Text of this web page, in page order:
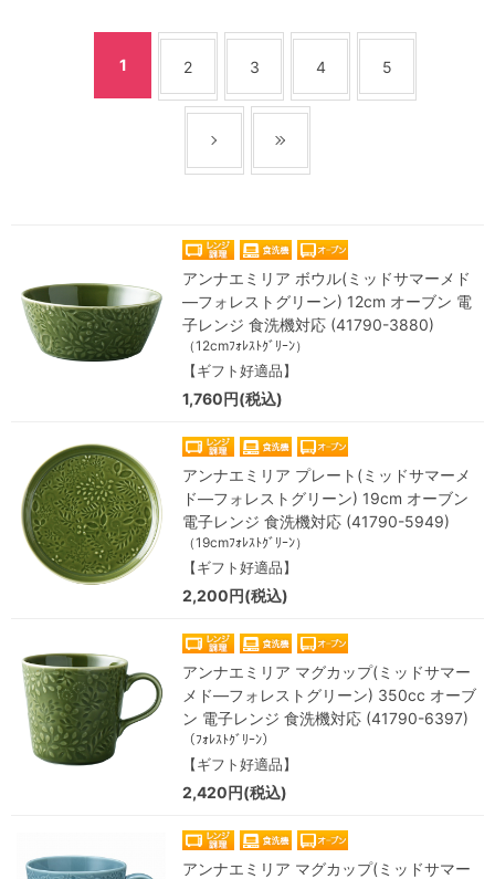
1 2 3 4 5
アンナエミリア ボウル(ミッドサマーメド
―フォレストグリーン) 12cm オーブン 電
子レンジ 食洗機対応 (41790-3880)
（12cmﾌｫﾚｽﾄｸﾞﾘｰﾝ）
【ギフト好適品】
1,760円(税込)
アンナエミリア プレート(ミッドサマーメ
ド―フォレストグリーン) 19cm オーブン
電子レンジ 食洗機対応 (41790-5949)
（19cmﾌｫﾚｽﾄｸﾞﾘｰﾝ）
【ギフト好適品】
2,200円(税込)
アンナエミリア マグカップ(ミッドサマー
メド―フォレストグリーン) 350cc オーブ
ン 電子レンジ 食洗機対応 (41790-6397)
（ﾌｫﾚｽﾄｸﾞﾘｰﾝ）
【ギフト好適品】
2,420円(税込)
アンナエミリア マグカップ(ミッドサマー